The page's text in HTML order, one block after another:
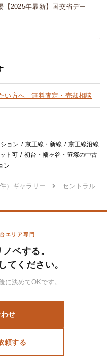
【2025年最新】国交省デー
い方へ｜無料査定・売却相談
ョン 京王線・新線
京王線沿線
ト可
初台・幡ヶ谷・笹塚の中古
ン
）ギャラリー
セントラル
エリア専門
ベする。
てください。
に決めてOKです。
せ
頼する